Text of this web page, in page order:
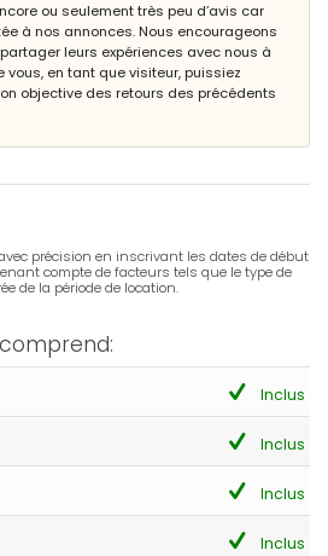
ou seulement très peu d’avis car
à nos annonces. Nous encourageons
leurs expériences avec nous à
en tant que visiteur, puissiez
objective des retours des précédents
précision en inscrivant les dates de début
compte de facteurs tels que le type de
de la période de location.
Inclus
Inclus
Inclus
Inclus